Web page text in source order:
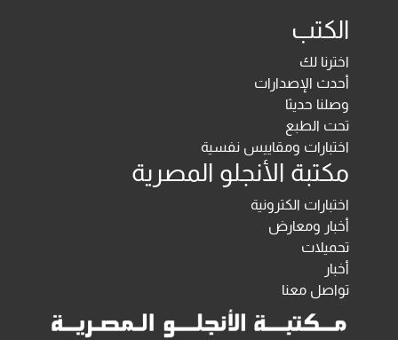
الكتب
اخترنا لك
أحدث الإصدارات
وصلنا حديثا
تحت الطبع
اختبارات ومقاييس نفسية
مكتبة الأنجلو المصرية
اختبارات الكترونية
أخبار ومعارض
تحميلات
أخبار
تواصل معنا